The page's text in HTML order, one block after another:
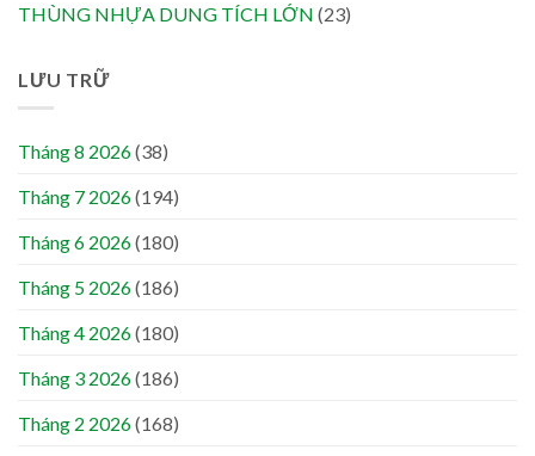
THÙNG NHỰA DUNG TÍCH LỚN (23)
LƯU TRỮ
Tháng 8 2026(38)
Tháng 7 2026(194)
Tháng 6 2026(180)
Tháng 5 2026(186)
Tháng 4 2026(180)
Tháng 3 2026(186)
Tháng 2 2026(168)